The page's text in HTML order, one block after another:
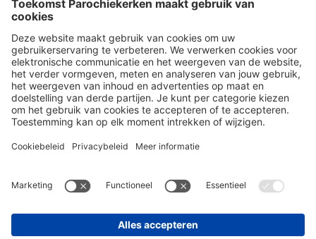
© 2026 Platform Toekomst Parochiekerken
Toegankelijkheidsverklaring